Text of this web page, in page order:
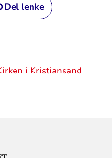
Del lenke
i Kristiansand